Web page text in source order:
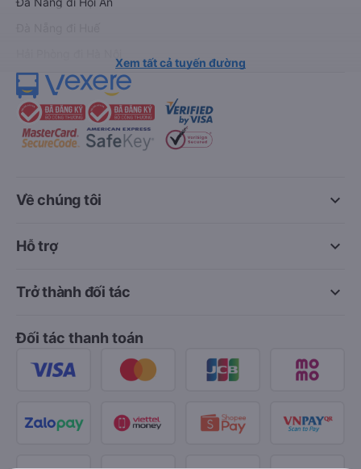
Xem tất cả tuyến đường
keyboard_arrow_down
Về chúng tôi
keyboard_arrow_down
Hỗ trợ
keyboard_arrow_down
Trở thành đối tác
Đối tác thanh toán